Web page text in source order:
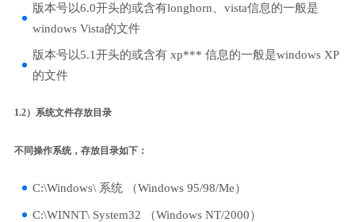
版本号以6.0开头的或含有longhorn、vista信息的一般是
windows Vista的文件
版本号以5.1开头的或含有 xp*** 信息的一般是windows XP
的文件
1.2）系统文件存放目录
不同操作系统，存放目录如下：
C:\Windows\ 系统 （Windows 95/98/Me）
C:\WINNT\ System32 （Windows NT/2000）